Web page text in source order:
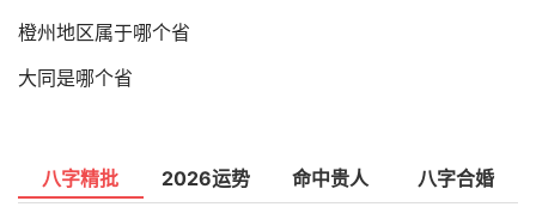
橙州地区属于哪个省
大同是哪个省
八字精批 2026运势 命中贵人 八字合婚